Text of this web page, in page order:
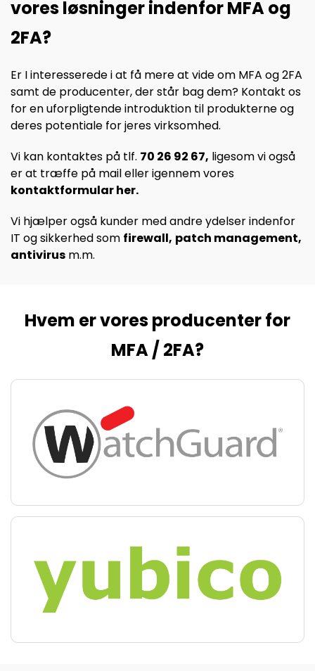
vores løsninger indenfor MFA og
2FA?
Er I interesserede i at få mere at vide om MFA og 2FA
samt de producenter, der står bag dem? Kontakt os
for en uforpligtende introduktion til produkterne og
deres potentiale for jeres virksomhed.
Vi kan kontaktes på tlf. 70 26 92 67, ligesom vi også
er at træffe på mail eller igennem vores
kontaktformular her.
Vi hjælper også kunder med andre ydelser indenfor
IT og sikkerhed som firewall, patch management,
antivirus m.m.
Hvem er vores producenter for
MFA / 2FA?